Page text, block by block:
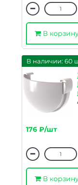
В
В наличии: 60
176 ₽/шт
В